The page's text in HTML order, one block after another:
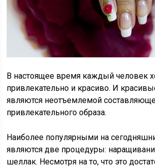
В настоящее время каждый человек
привлекательно и красиво. И
являются неотъемлемой
привлекательного образа.
Наиболее популярными на
являются две процедуры:
шеллак. Несмотря на то, что это